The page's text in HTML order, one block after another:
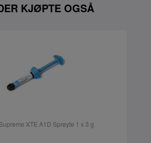
KJØPTE OGSÅ
XTE A1D Sprøyte 1 x 3 g